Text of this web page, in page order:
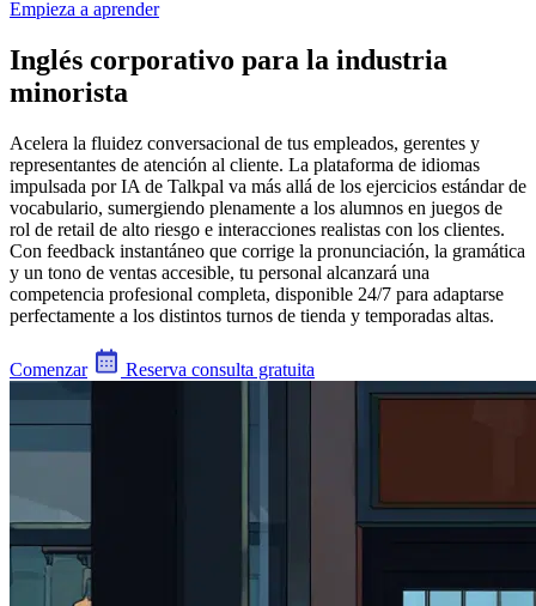
Empieza a aprender
Inglés corporativo para la industria
minorista
Acelera la fluidez conversacional de tus empleados, gerentes y
representantes de atención al cliente. La plataforma de idiomas
impulsada por IA de Talkpal va más allá de los ejercicios estándar de
vocabulario, sumergiendo plenamente a los alumnos en juegos de
rol de retail de alto riesgo e interacciones realistas con los clientes.
Con feedback instantáneo que corrige la pronunciación, la gramática
y un tono de ventas accesible, tu personal alcanzará una
competencia profesional completa, disponible 24/7 para adaptarse
perfectamente a los distintos turnos de tienda y temporadas altas.
Comenzar Reserva consulta gratuita